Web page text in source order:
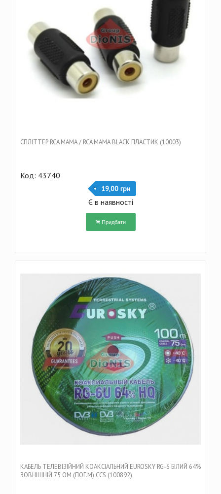
CПЛІТТЕР RCA МАМА / RCA МАМА BLACK ПЛАСТИК (10003)
Код: 43740
19,00 грн
Є в наявності
Придбати
КАБЕЛЬ ТЕЛЕВІЗІЙНИЙ КОАКСІАЛЬНИЙ EUROSKY RG-6 БІЛИЙ 64%
ЗОВНІШНІЙ 75 ОМ (ПОГ.М) CCS (100892)